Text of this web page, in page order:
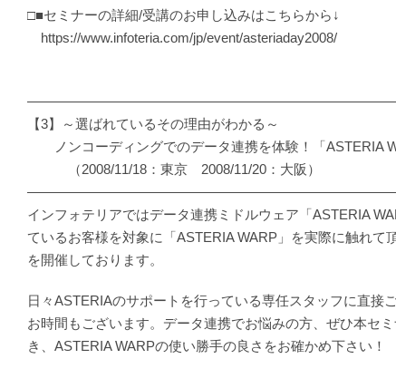
□■セミナーの詳細/受講のお申し込みはこちらから↓
https://www.infoteria.com/jp/event/asteriaday2008/
【3】～選ばれているその理由がわかる～
ノンコーディングでのデータ連携を体験！「ASTERIA
（2008/11/18：東京 2008/11/20：大阪）
インフォテリアではデータ連携ミドルウェア「ASTERIA
ているお客様を対象に「ASTERIA WARP」を実際に触れて
を開催しております。
日々ASTERIAのサポートを行っている専任スタッフに直接
お時間もございます。データ連携でお悩みの方、ぜひ本セ
き、ASTERIA WARPの使い勝手の良さをお確かめ下さい！